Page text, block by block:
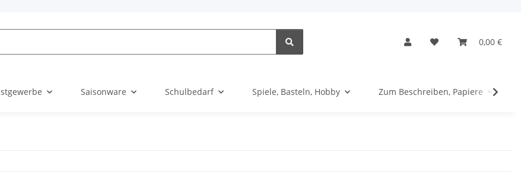
0,00 €
Saisonware Schulbedarf Spiele, Basteln, Hobby Zum Beschreiben, Papiere